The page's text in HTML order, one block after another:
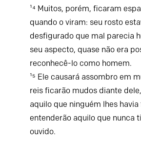
¹⁴ Muitos, porém, ficaram
quando o viram: seu rosto
desfigurado que mal parecia
seu aspecto, quase não era
reconhecê-lo como homem.
¹⁵ Ele causará assombro em
reis ficarão mudos diante
aquilo que ninguém lhes havia
entenderão aquilo que nunca
ouvido.